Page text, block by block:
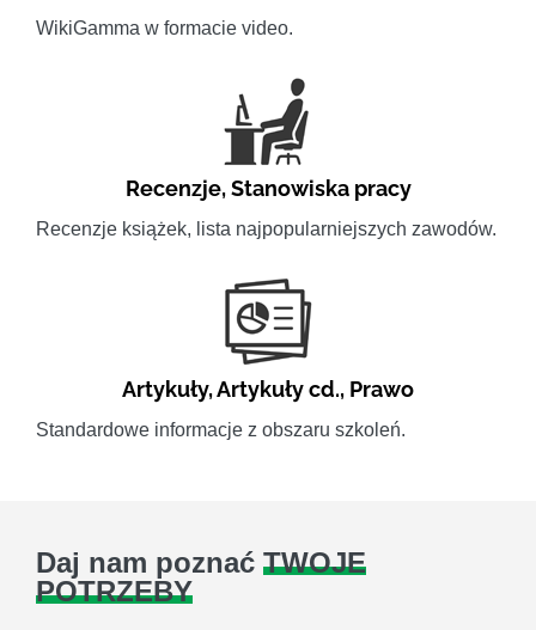
WikiGamma w formacie video.
Recenzje,Stanowiska pracy
Recenzje książek, lista najpopularniejszych zawodów.
Artykuły,Artykuły cd., Prawo
Standardowe informacje z obszaru szkoleń.
Daj nam poznać TWOJE
POTRZEBY